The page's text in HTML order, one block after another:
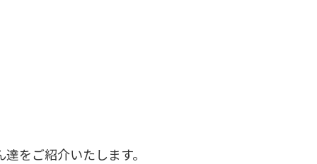
をご紹介いたします。